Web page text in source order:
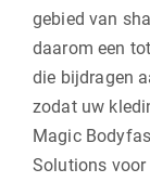
gebied van
daarom een
die bijdragen
zodat uw
Magic
Solutions voor